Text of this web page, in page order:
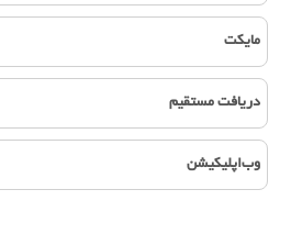
مایکت
دریافت مستقیم
وب‌اپلیکیشن